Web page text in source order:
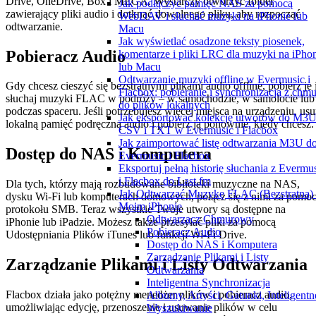
Jak podłączyć pamięć NAS za pomocą
WebDAV i słuchać muzyki na iPhonie lub
Macu
Jak wyświetlać osadzone teksty piosenek,
komentarze i pliki LRC dla muzyki na
lub Macu
Odtwarzanie muzyki offline w Evermusic i
Flacbox: pobieranie i synchronizacja z
do plików lokalnych
Jak eksportować kolekcję utworów do
CSV i TXT w Evermusic i Flacbox
Jak zaimportować listę odtwarzania M3U
Evermusic i Flacbox
Eksportuj pełną historię słuchania z
i Flacbox do Last.fm
Jak Odtwarzać Muzykę FLAC (Bezstratną)
Moim iPhonie
Odtwarzacz Chmurowy
Pobieracz Audio
Dostęp do NAS i Komputera
Zarządzanie Plikami i Listy
Odtwarzania
Inteligentna Synchronizacja
Albumy, Artyści, Gatunki,
Wyszukiwanie
zawierający pliki audio i dotknąć dowolnego pliku, aby rozpocząć
odtwarzanie.
Pobieracz Audio
Gdy chcesz cieszyć się bezstratnymi plikami audio offline, pobierz je
słuchaj muzyki FLAC w podróży – w samochodzie, w samolocie lub
podczas spaceru. Jeśli potrzebujesz więcej miejsca na urządzeniu,
lokalną pamięć podręczną audio i pobierz ją ponownie, kiedy chcesz.
Dostęp do NAS i Komputera
Dla tych, którzy mają rozbudowane biblioteki muzyczne na NAS,
dysku Wi-Fi lub komputerach domowych, połącz się z nimi za
protokołu SMB. Teraz wszystkie Twoje utwory są dostępne na
iPhonie lub iPadzie. Możesz także przesyłać pliki za pomocą
Udostępniania Plików iTunes lub funkcji Wi-Fi Drive.
Zarządzanie Plikami i Listy Odtwarzania
Flacbox działa jako potężny menedżer plików i pobieracz audio,
umożliwiając edycję, przenoszenie i usuwanie plików w celu